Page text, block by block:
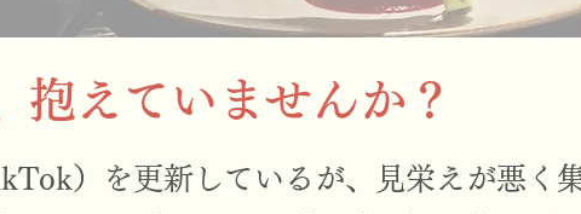
抱えていませんか？​
）を更新しているが、見栄えが悪く